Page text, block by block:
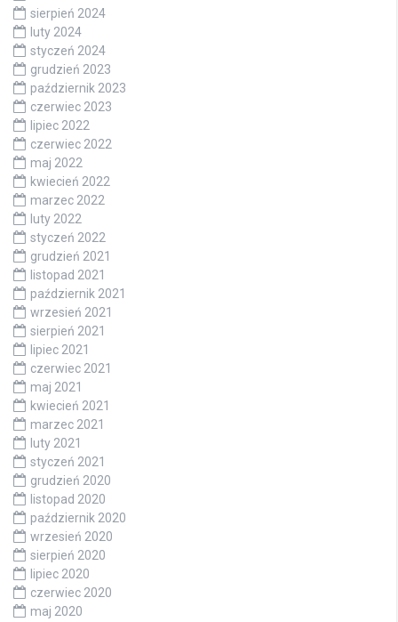
sierpień 2024
luty 2024
styczeń 2024
grudzień 2023
październik 2023
czerwiec 2023
lipiec 2022
czerwiec 2022
maj 2022
kwiecień 2022
marzec 2022
luty 2022
styczeń 2022
grudzień 2021
listopad 2021
październik 2021
wrzesień 2021
sierpień 2021
lipiec 2021
czerwiec 2021
maj 2021
kwiecień 2021
marzec 2021
luty 2021
styczeń 2021
grudzień 2020
listopad 2020
październik 2020
wrzesień 2020
sierpień 2020
lipiec 2020
czerwiec 2020
maj 2020